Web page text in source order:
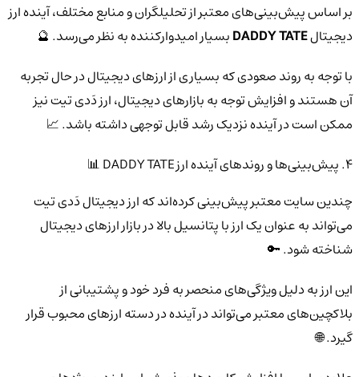
بر اساس پیش‌بینی‌های معتبر از تحلیلگران و منابع مختلف، آینده ارز
دیجیتالDADDY TATEبسیار امیدوارکننده به نظر می‌رسد. 🔮
با توجه به روند صعودی که بسیاری از ارزهای دیجیتال در حال تجربه
آن هستند و افزایش توجه به بازارهای دیجیتال، ارز دَدی تیت نیز
ممکن است در آینده نزدیک رشد قابل توجهی داشته باشد. 📈
4. پیش‌بینی‌ها و روندهای آینده ارز DADDY TATE 📊
چندین سایت معتبر پیش‌بینی کرده‌اند که ارز دیجیتال دَدی تیت
می‌تواند به عنوان یک ارز با پتانسیل بالا در بازار ارزهای دیجیتال
شناخته شود. 🔑
این ارز به دلیل ویژگی‌های منحصر به فرد خود و پشتیبانی از
بلاکچین‌های معتبر می‌تواند در آینده در دسته ارزهای محبوب قرار
گیرد. 🌐